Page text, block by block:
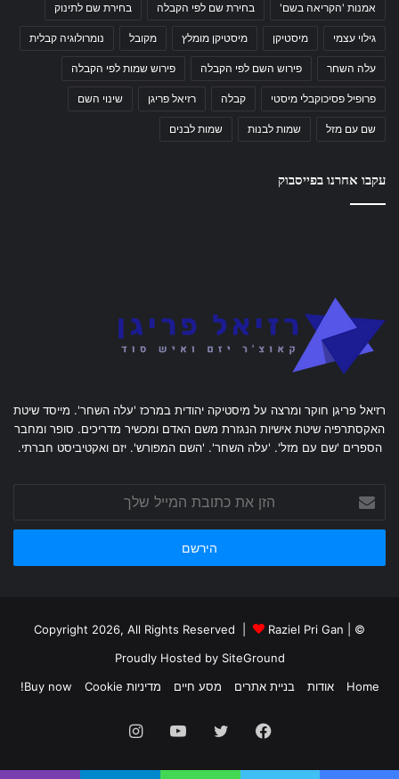
אמנות 'הקריאה בשם' בחירת שם לפי הקבלה בחירת שם לתינוק
גילוי עצמי מיסטיקן מיסטיקן מומלץ מקובל נומרולוגיה קבלית
עלה השחר פירוש השם לפי הקבלה פירוש שמות לפי הקבלה
פרופיל פסיכוקבלי מיסטי קבלה רזיאל פריגן שינוי השם
שם עם מזל שמות לבנות שמות לבנים
עקבו אחרנו בפייסבוק
רזיאל פריגן חוקר ומרצה על מיסטיקה יהודית במרכז 'עלה השחר'. מייסד שיטת
האקסתרפיה שיטת אישיות הנגזרת משם האדם ומכשיר מדריכים. סופר ומחבר
הספרים 'שם עם מזל'. 'עלה השחר'. 'השם המפורש'. יזם ואקטיביסט חברתי.
את
כתובת
שלך
© Copyright 2026, All Rights Reserved |
Raziel Pri Gan
Proudly Hosted by SiteGround
Home
אודות בניית אתרים מסע חיים מדיניות Cookie Buy now!
Facebook
Twitter
YouTube
Instagram